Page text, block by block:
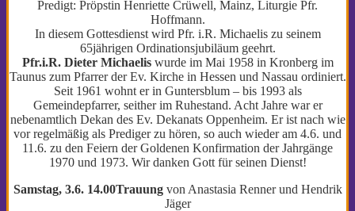
Predigt: Pröpstin Henriette Crüwell, Mainz, Liturgie Pfr.
Hoffmann.
In diesem Gottesdienst wird Pfr. i.R. Michaelis zu seinem
65jährigen Ordinationsjubiläum geehrt.
Pfr.i.R. Dieter Michaelis wurde im Mai 1958 in Kronberg im
Taunus zum Pfarrer der Ev. Kirche in Hessen und Nassau ordiniert.
Seit 1961 wohnt er in Guntersblum – bis 1993 als
Gemeindepfarrer, seither im Ruhestand. Acht Jahre war er
nebenamtlich Dekan des Ev. Dekanats Oppenheim. Er ist nach wie
vor regelmäßig als Prediger zu hören, so auch wieder am 4.6. und
11.6. zu den Feiern der Goldenen Konfirmation der Jahrgänge
1970 und 1973. Wir danken Gott für seinen Dienst!
Samstag, 3.6. 14.00Trauung von Anastasia Renner und Hendrik
Jäger